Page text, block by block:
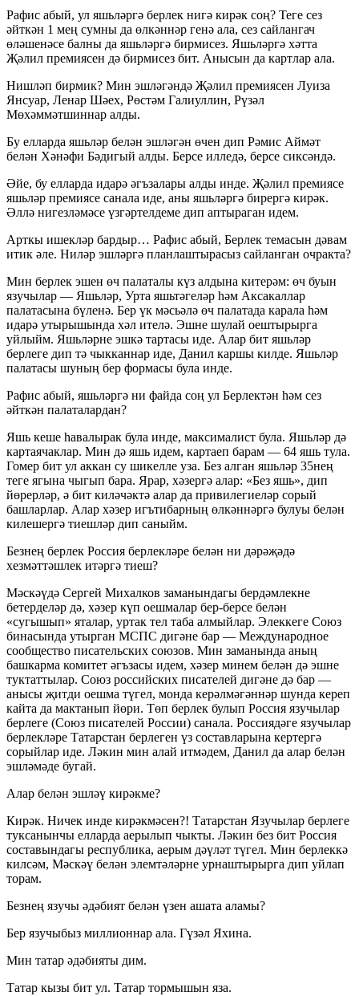
Рафис абый, ул яшьләргә берлек нигә кирәк соң? Теге сез
әйткән 1 мең сумны да өлкәннәр генә ала, сез сайлангач
өләшенәсе балны да яшьләргә бирмисез. Яшьләргә хәтта
Җәлил премиясен дә бирмисез бит. Анысын да картлар ала.
Нишләп бирмик? Мин эшләгәндә Җәлил премиясен Луиза
Янсуар, Ленар Шәех, Рөстәм Галиуллин, Рүзәл
Мөхәммәтшиннар алды.
Бу елларда яшьләр белән эшләгән өчен дип Рәмис Аймәт
белән Хәнәфи Бәдигый алды. Берсе илледә, берсе сиксәндә.
Әйе, бу елларда идарә әгъзалары алды инде. Җәлил премиясе
яшьләр премиясе санала иде, аны яшьләргә бирергә кирәк.
Әллә нигезләмәсе үзгәртелдеме дип аптыраган идем.
Арткы ишекләр бардыр… Рафис абый, Берлек темасын дәвам
итик әле. Ниләр эшләргә планлаштырасыз сайланган очракта?
Мин берлек эшен өч палаталы күз алдына китерәм: өч буын
язучылар — Яшьләр, Урта яшьтәгеләр һәм Аксакаллар
палатасына бүленә. Бер үк мәсьәлә өч палатада карала һәм
идарә утырышында хәл ителә. Эшне шулай оештырырга
уйлыйм. Яшьләрне эшкә тартасы иде. Алар бит яшьләр
берлеге дип тә чыкканнар иде, Данил каршы килде. Яшьләр
палатасы шуның бер формасы була инде.
Рафис абый, яшьләргә ни файда соң ул Берлектән һәм сез
әйткән палаталардан?
Яшь кеше һавалырак була инде, максималист була. Яшьләр дә
картаячаклар. Мин дә яшь идем, картаеп барам — 64 яшь тула.
Гомер бит ул аккан су шикелле уза. Без алган яшьләр 35нең
теге ягына чыгып бара. Ярар, хәзергә алар: «Без яшь», дип
йөрерләр, ә бит киләчәктә алар да привилегиеләр сорый
башларлар. Алар хәзер игътибарның өлкәннәргә булуы белән
килешергә тиешләр дип саныйм.
Безнең берлек Россия берлекләре белән ни дәрәҗәдә
хезмәттәшлек итәргә тиеш?
Мәскәүдә Сергей Михалков заманындагы бердәмлекне
бетерделәр дә, хәзер күп оешмалар бер-берсе белән
«сугышып» яталар, уртак тел таба алмыйлар. Элеккеге Союз
бинасында утырган МСПС дигәне бар — Международное
сообщество писательских союзов. Мин заманында аның
башкарма комитет әгъзасы идем, хәзер минем белән дә эшне
туктаттылар. Союз российских писателей дигәне дә бар —
анысы җитди оешма түгел, монда керәлмәгәннәр шунда кереп
кайта да мактанып йөри. Төп берлек булып Россия язучылар
берлеге (Союз писателей России) санала. Россиядәге язучылар
берлекләре Татарстан берлеген үз составларына кертергә
сорыйлар иде. Ләкин мин алай итмәдем, Данил да алар белән
эшләмәде бугай.
Алар белән эшләү кирәкме?
Кирәк. Ничек инде кирәкмәсен?! Татарстан Язучылар берлеге
туксанынчы елларда аерылып чыкты. Ләкин без бит Россия
составындагы республика, аерым дәүләт түгел. Мин берлеккә
килсәм, Мәскәү белән элемтәләрне урнаштырырга дип уйлап
торам.
Безнең язучы әдәбият белән үзен ашата аламы?
Бер язучыбыз миллионнар ала. Гүзәл Яхина.
Мин татар әдәбияты дим.
Татар кызы бит ул. Татар тормышын яза.